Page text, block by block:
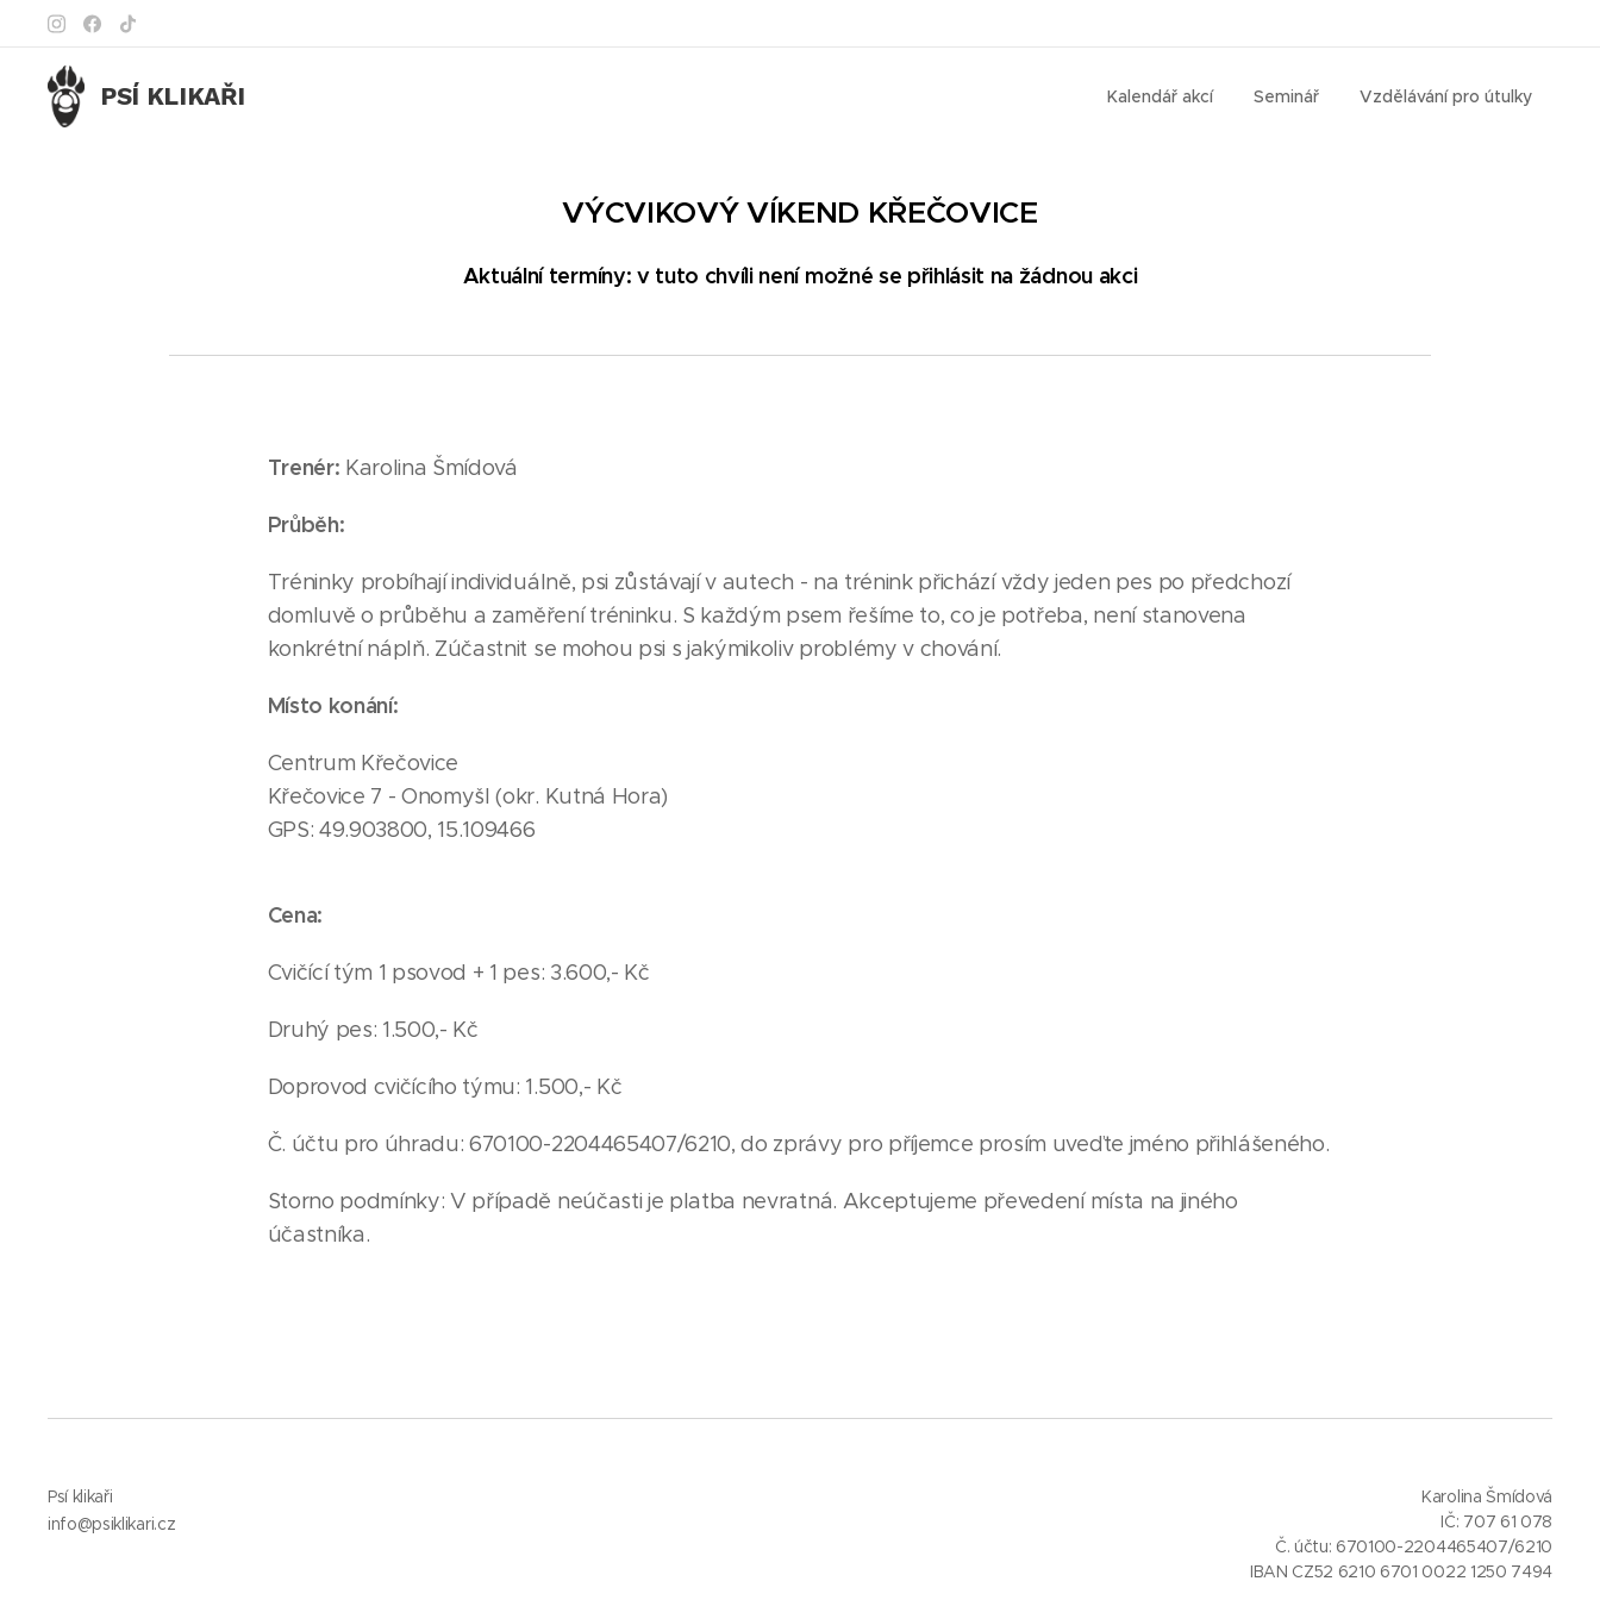
PSÍ KLIKAŘI Kalendář akcí Seminář Vzdělávání pro útulky
VÝCVIKOVÝ VÍKEND KŘEČOVICE
Aktuální termíny: v tuto chvíli není možné se přihlásit na žádnou akci
Trenér: Karolina Šmídová
Průběh:
Tréninky probíhají individuálně, psi zůstávají v autech - na trénink přichází vždy jeden pes po předchozí
domluvě o průběhu a zaměření tréninku. S každým psem řešíme to, co je potřeba, není stanovena
konkrétní náplň. Zúčastnit se mohou psi s jakýmikoliv problémy v chování.
Místo konání:
Centrum Křečovice
Křečovice 7 - Onomyšl (okr. Kutná Hora)
GPS: 49.903800, 15.109466
Cena:
Cvičící tým 1 psovod + 1 pes: 3.600,- Kč
Druhý pes: 1.500,- Kč
Doprovod cvičícího týmu: 1.500,- Kč
Č. účtu pro úhradu: 670100-2204465407/6210, do zprávy pro příjemce prosím uveďte jméno přihlášeného.
Storno podmínky: V případě neúčasti je platba nevratná. Akceptujeme převedení místa na jiného
účastníka.
Psí klikaři
info@psiklikari.cz
Karolina Šmídová
IČ: 707 61 078
Č. účtu: 670100-2204465407/6210
IBAN CZ52 6210 6701 0022 1250 7494